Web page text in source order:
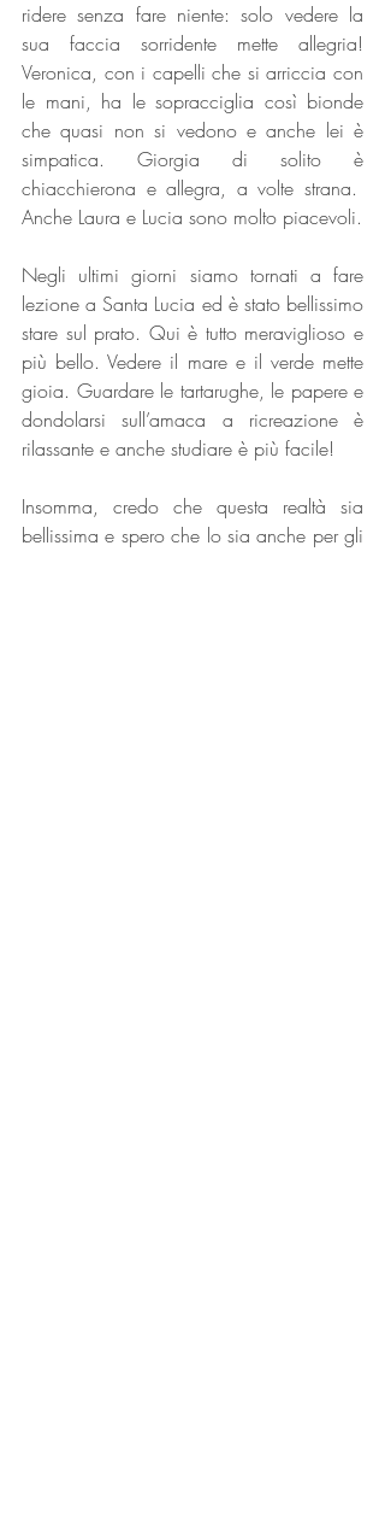
ridere senza fare niente: solo vedere la
sua faccia sorridente mette allegria!
Veronica, con i capelli che si arriccia con
le mani, ha le sopracciglia così bionde
che quasi non si vedono e anche lei è
simpatica. Giorgia di solito è
chiacchierona e allegra, a volte strana.
Anche Laura e Lucia sono molto piacevoli.
Negli ultimi giorni siamo tornati a fare
lezione a Santa Lucia ed è stato bellissimo
stare sul prato. Qui è tutto meraviglioso e
più bello. Vedere il mare e il verde mette
gioia. Guardare le tartarughe, le papere e
dondolarsi sull’amaca a ricreazione è
rilassante e anche studiare è più facile!
Insomma, credo che questa realtà sia
bellissima e spero che lo sia anche per gli